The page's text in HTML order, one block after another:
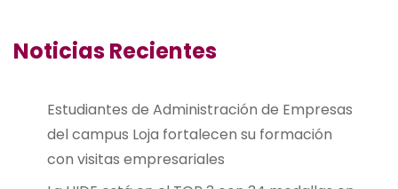
Noticias Recientes
Estudiantes de Administración de Empresas
del campus Loja fortalecen su formación
con visitas empresariales